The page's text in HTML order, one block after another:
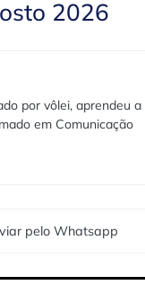
2026
por vôlei, aprendeu a
em Comunicação
pelo Whatsapp